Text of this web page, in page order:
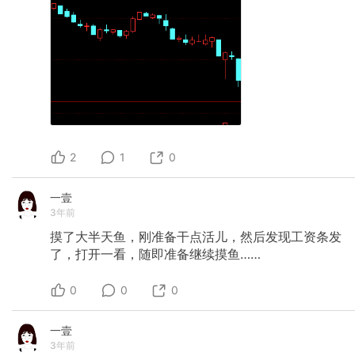
2 1 0
一壹
3年前
摸了大半天鱼，刚准备干点活儿，然后发现工资条发
了，打开一看，随即准备继续摸鱼……
0 0 0
一壹
3年前